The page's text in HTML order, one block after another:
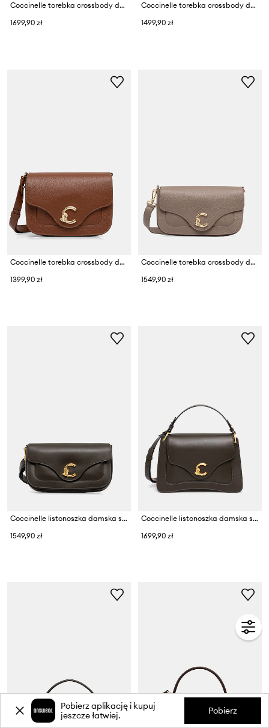
Coccinelle torebka crossbody damska skórzana
1699,90 zł
Coccinelle torebka crossbody damska skórzana
1499,90 zł
Coccinelle torebka crossbody damska skórzana
1399,90 zł
Coccinelle torebka crossbody damska skórzana
1549,90 zł
Coccinelle listonoszka damska skórzana
1549,90 zł
Coccinelle listonoszka damska skórzana
1699,90 zł
Pobierz aplikację i kupuj
jeszcze łatwiej.
Pobierz